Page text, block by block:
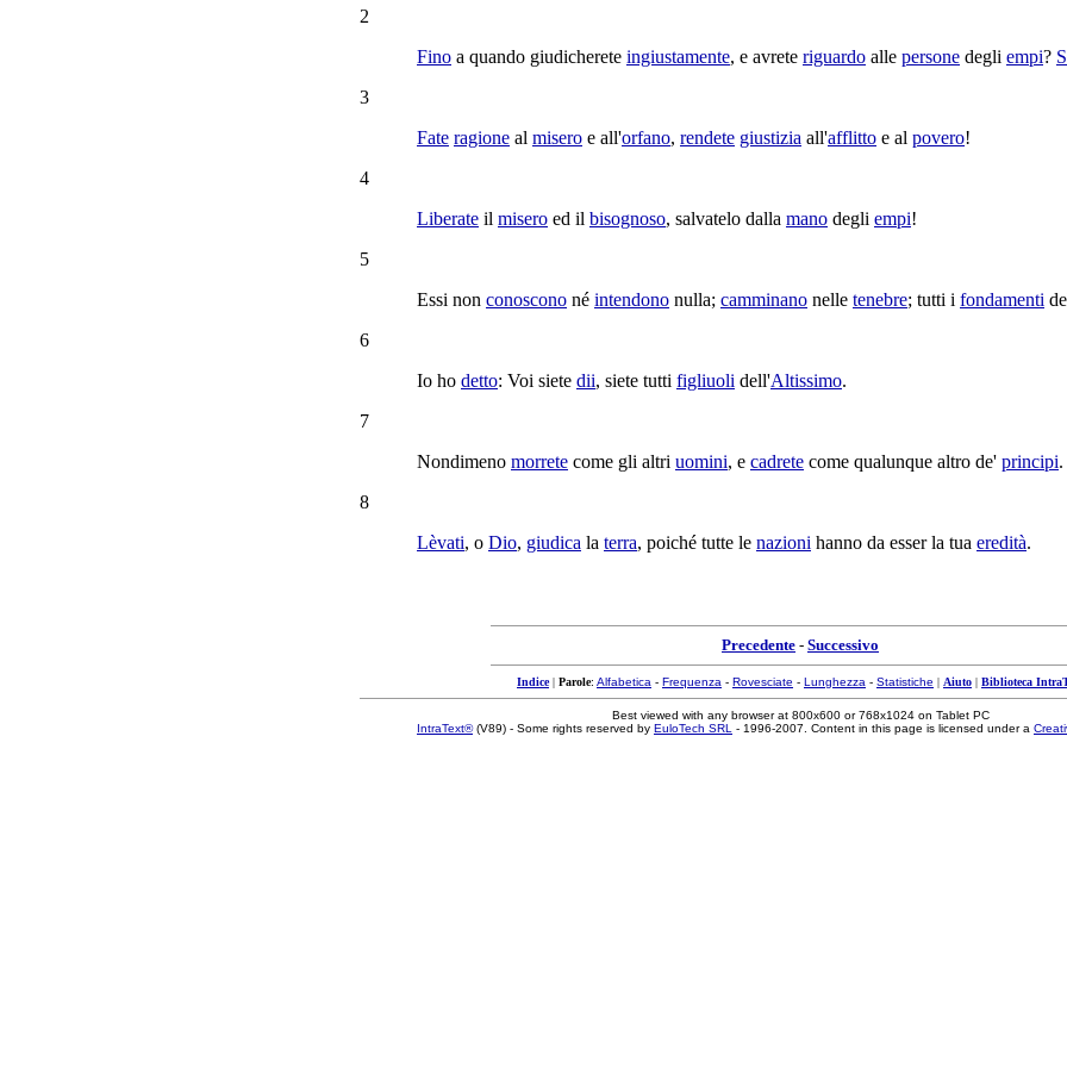
2
Fino a quando giudicherete ingiustamente, e avrete riguardo alle persone degli empi?
3
Fate ragione al misero e all'orfano, rendete giustizia all'afflitto e al povero!
4
Liberate il misero ed il bisognoso, salvatelo dalla mano degli empi!
5
Essi non conoscono né intendono nulla; camminano nelle tenebre; tutti i fondamenti
6
Io ho detto: Voi siete dii, siete tutti figliuoli dell'Altissimo.
7
Nondimeno morrete come gli altri uomini, e cadrete come qualunque altro de' principi.
8
Lèvati, o Dio, giudica la terra, poiché tutte le nazioni hanno da esser la tua eredità.
Precedente - Successivo
Indice| Parole: Alfabetica - Frequenza - Rovesciate - Lunghezza - Statistiche | Aiuto | Biblioteca
Best viewed with any browser at 800x600 or 768x1024 on Tablet PC
IntraText®(V89) - Some rights reserved by EuloTech SRL - 1996-2007. Content in this page is licensed under a